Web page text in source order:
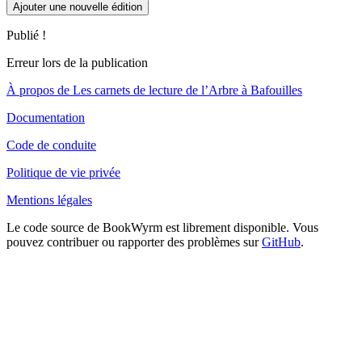
Ajouter une nouvelle édition
Publié !
Erreur lors de la publication
À propos de Les carnets de lecture de l’Arbre à Bafouilles
Documentation
Code de conduite
Politique de vie privée
Mentions légales
Le code source de BookWyrm est librement disponible. Vous
pouvez contribuer ou rapporter des problèmes surGitHub.